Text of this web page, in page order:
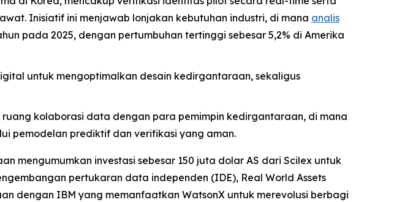
Inisiatif ini menjawab lonjakan kebutuhan industri, di mana analis
pada 2025, dengan pertumbuhan tertinggi sebesar 5,2% di Amerika
untuk mengoptimalkan desain kedirgantaraan, sekaligus
kolaborasi data dengan para pemimpin kedirgantaraan, di mana
pemodelan prediktif dan verifikasi yang aman.
mengumumkan investasi sebesar 150 juta dolar AS dari Scilex untuk
pertukaran data independen (IDE), Real World Assets
dengan IBM yang memanfaatkan WatsonX untuk merevolusi berbagi